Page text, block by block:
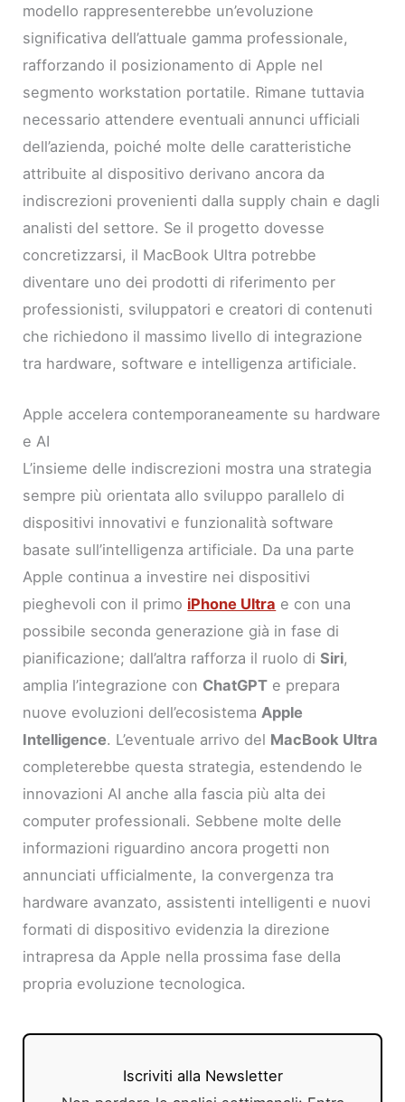
modello rappresenterebbe un’evoluzione
significativa dell’attuale gamma professionale,
rafforzando il posizionamento di Apple nel
segmento workstation portatile. Rimane tuttavia
necessario attendere eventuali annunci ufficiali
dell’azienda, poiché molte delle caratteristiche
attribuite al dispositivo derivano ancora da
indiscrezioni provenienti dalla supply chain e dagli
analisti del settore. Se il progetto dovesse
concretizzarsi, il MacBook Ultra potrebbe
diventare uno dei prodotti di riferimento per
professionisti, sviluppatori e creatori di contenuti
che richiedono il massimo livello di integrazione
tra hardware, software e intelligenza artificiale.
Apple accelera contemporaneamente su hardware
e AI
L’insieme delle indiscrezioni mostra una strategia
sempre più orientata allo sviluppo parallelo di
dispositivi innovativi e funzionalità software
basate sull’intelligenza artificiale. Da una parte
Apple continua a investire nei dispositivi
pieghevoli con il primo iPhone Ultra e con una
possibile seconda generazione già in fase di
pianificazione; dall’altra rafforza il ruolo diSiri,
amplia l’integrazione con ChatGPT e prepara
nuove evoluzioni dell’ecosistemaApple
Intelligence. L’eventuale arrivo del MacBook Ultra
completerebbe questa strategia, estendendo le
innovazioni AI anche alla fascia più alta dei
computer professionali. Sebbene molte delle
informazioni riguardino ancora progetti non
annunciati ufficialmente, la convergenza tra
hardware avanzato, assistenti intelligenti e nuovi
formati di dispositivo evidenzia la direzione
intrapresa da Apple nella prossima fase della
propria evoluzione tecnologica.
Iscriviti alla Newsletter